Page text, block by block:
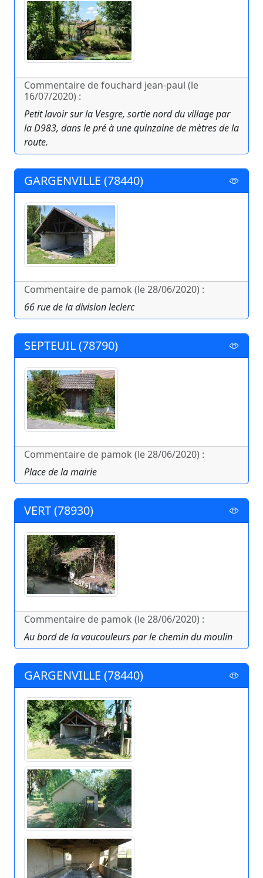
Commentaire de fouchard jean-paul (le
16/07/2020) :
Petit lavoir sur la Vesgre, sortie nord du village par
la D983, dans le pré à une quinzaine de mètres de la
route.
GARGENVILLE (78440)
Commentaire de pamok (le 28/06/2020) :
66 rue de la division leclerc
SEPTEUIL (78790)
Commentaire de pamok (le 28/06/2020) :
Place de la mairie
VERT (78930)
Commentaire de pamok (le 28/06/2020) :
Au bord de la vaucouleurs par le chemin du moulin
GARGENVILLE (78440)